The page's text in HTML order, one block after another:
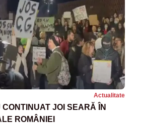
Actualitate
JOI SEARĂ ÎN
ROMÂNIEI